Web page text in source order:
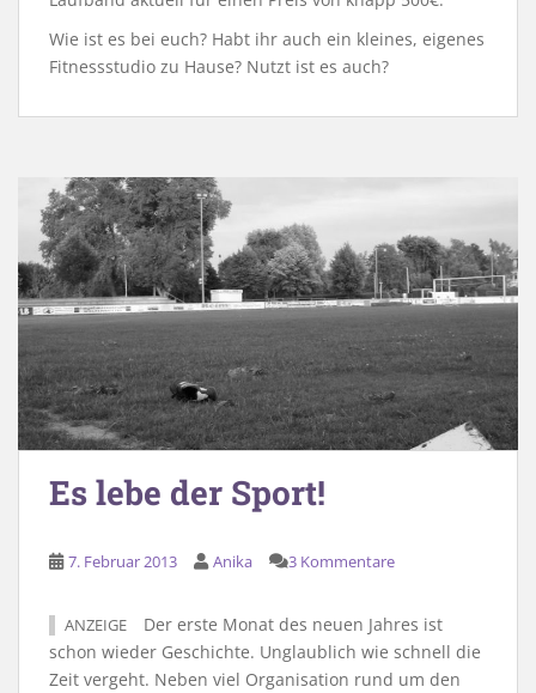
Wie ist es bei euch? Habt ihr auch ein kleines, eigenes
Fitnessstudio zu Hause? Nutzt ist es auch?
Es lebe der Sport!
7. Februar 2013 Anika 3 Kommentare
ANZEIGE
Der erste Monat des neuen Jahres ist
schon wieder Geschichte. Unglaublich wie schnell die
Zeit vergeht. Neben viel Organisation rund um den